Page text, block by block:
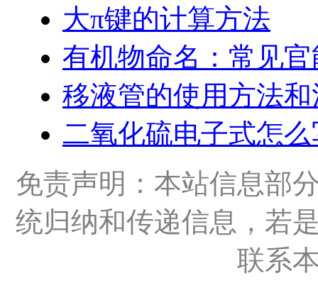
大π键的计算方法
有机物命名：常见
移液管的使用方法
二氧化硫电子式怎
免责声明：本站信息部
统归纳和传递信息，若
联系